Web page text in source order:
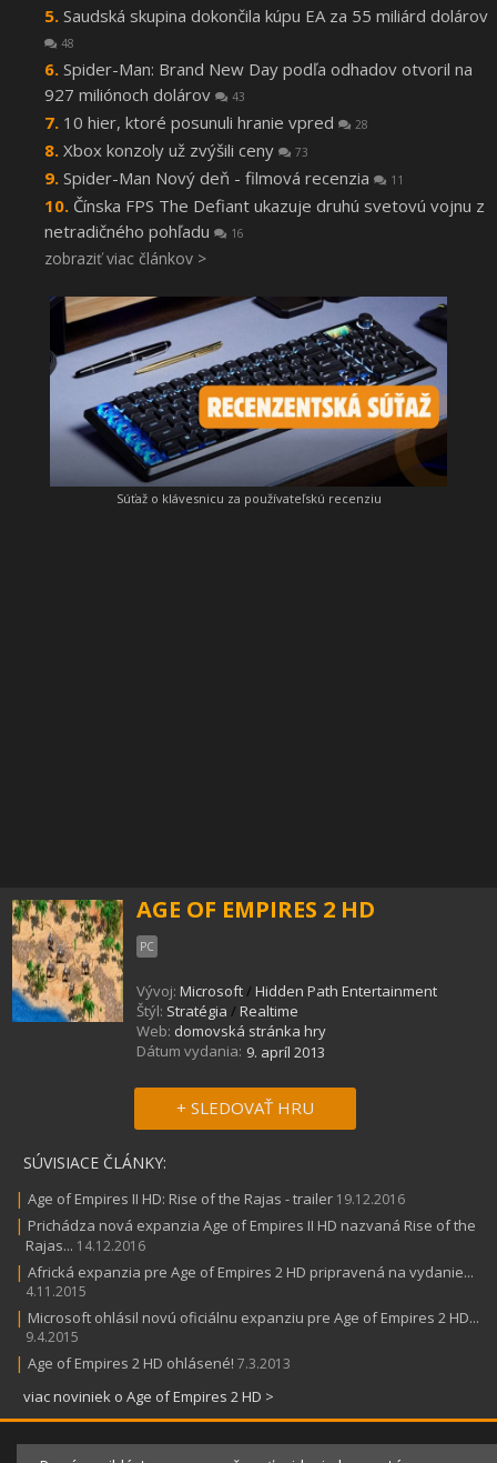
Saudská skupina dokončila kúpu EA za 55 miliárd dolárov
48
Spider-Man: Brand New Day podľa odhadov otvoril na
927 miliónoch dolárov
43
10 hier, ktoré posunuli hranie vpred 28
Xbox konzoly už zvýšili ceny 73
Spider-Man Nový deň - filmová recenzia 11
Čínska FPS The Defiant ukazuje druhú svetovú vojnu z
netradičného pohľadu
16
zobraziť viac článkov >
Súťaž o klávesnicu za používateľskú recenziu
AGE OF EMPIRES 2 HD
PC
Vývoj: Microsoft/ Hidden Path Entertainment
Štýl: Stratégia / Realtime
Web: domovská stránka hry
Dátum vydania: 9. apríl 2013
+ SLEDOVAŤ HRU
SÚVISIACE ČLÁNKY:
| Age of Empires II HD: Rise of the Rajas - trailer 19.12.2016
| Prichádza nová expanzia Age of Empires II HD nazvaná Rise of the
Rajas... 14.12.2016
| Africká expanzia pre Age of Empires 2 HD pripravená na vydanie...
4.11.2015
| Microsoft ohlásil novú oficiálnu expanziu pre Age of Empires 2 HD...
9.4.2015
| Age of Empires 2 HD ohlásené! 7.3.2013
viac noviniek o Age of Empires 2 HD >